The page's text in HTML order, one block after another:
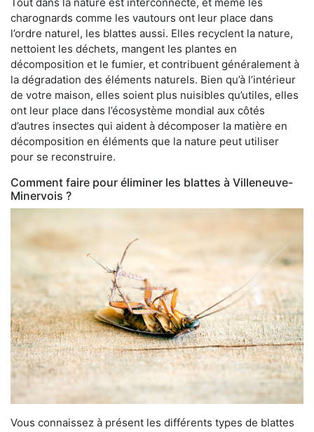
Tout dans la nature est interconnecté, et même les
charognards comme les vautours ont leur place dans
l’ordre naturel, les blattes aussi. Elles recyclent la nature,
nettoient les déchets, mangent les plantes en
décomposition et le fumier, et contribuent généralement à
la dégradation des éléments naturels. Bien qu’à l’intérieur
de votre maison, elles soient plus nuisibles qu’utiles, elles
ont leur place dans l’écosystème mondial aux côtés
d’autres insectes qui aident à décomposer la matière en
décomposition en éléments que la nature peut utiliser
pour se reconstruire.
Comment faire pour éliminer les blattes à Villeneuve-
Minervois ?
Vous connaissez à présent les différents types de blattes